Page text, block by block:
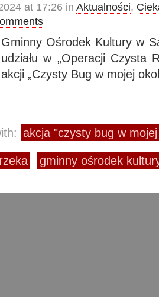
at 17:26 in Aktualności,
Gminny Ośrodek Kultury w
udziału w „Operacji Czysta
akcji „Czysty Bug w mojej
akcja "czysty bug w
rzeka gminny ośrodek